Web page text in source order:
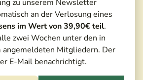
zu unserem Newsletter
an der Verlosung eines
im Wert von 39,90€ teil.
zwei Wochen unter den in
angemeldeten Mitgliedern. Der
E-Mail benachrichtigt.